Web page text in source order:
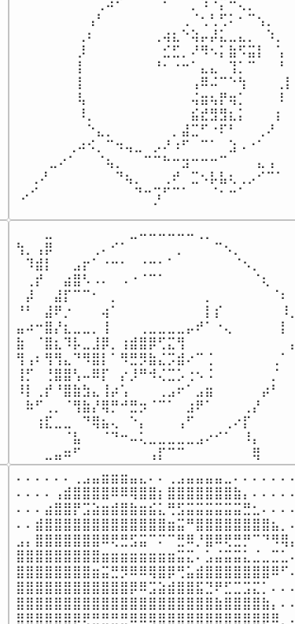
⠀⠀⠀⠀⠀⠀⠀⠀⢀⠴⠊⠀⠀⠀⠀⠂⠀⠀⡀⠱⠐⡍⠒⢄⡀⠀⠀⠀
⠀⠀⠀⠀⠀⠀⠀⢠⠃⠀⠀⠀⠀⠀⠀⠀⠀⢀⠈⢂⢃⢋⠅⠂⠉⢢⡀⠀
⠀⠀⠀⠀⠀⠀⢀⠆⠀⠀⠀⠀⠀⠀⢀⢴⣆⠑⢵⡤⡼⣅⣀⣄⡀⠀⠱⡀
⠀⠀⠀⠀⠀⠀⡸⠀⠀⠀⠀⠀⠀⠀⠀⣊⣋⡀⠜⠻⠢⡅⣷⠫⣭⡇⠀⢡
⠀⠀⠀⠀⠀⠀⡇⠀⠀⠀⠀⠀⠀⠀⠘⠂⠐⠒⠁⣄⣄⠀⢹⡁⠉⠀⠀⠘
⠀⠀⠀⠀⠀⠀⡇⠀⠀⠀⠀⠀⠀⠀⠀⠀⠀⠀⢠⠿⠬⠉⠑⢳⠀⠀⠀⢀⡇
⠀⠀⠀⠀⠀⠀⢧⠀⠀⠀⠀⠀⠀⠀⠀⠀⠀⠀⢬⣶⢦⡟⢶⡁⠀⠀⠀⠸
⠀⠀⠀⠀⠀⠀⠸⡀⠀⠀⠀⠀⠀⠀⠀⠀⠀⠀⣮⣞⣻⣻⣆⡅⠀⠀⠀⡆
⠀⠀⠀⠀⠀⠀⠀⠑⣄⡀⠀⠀⠀⠀⠀⠀⡀⣼⣉⠋⠐⠏⠃⠀⠀⢀⠜⠀
⠀⠀⠀⠀⠀⢀⠴⠪⡀⠉⠲⢤⣀⠀⡠⠜⠰⠋⠀⠉⠁⠀⣱⠠⠐⠁⠀⠀
⠀⠀⠀⣀⠔⠁⠀⠀⠈⢦⡀⠀⠀⠉⠉⠓⠒⣲⠒⠒⠒⠉⠀⠀⠀⣄⢠⠀
⠀⢀⠜⠀⠀⠀⠀⠀⠀⠀⠙⢦⡀⠀⠀⢀⠞⠀⣉⠢⡧⣧⢆⢀⡠⠊⠉⠁
⡠⠊⠀⠀⠀⠀⠀⠀⠀⠀⠀⠀⠙⠒⢩⠋⠉⠁⠀⠀⠈⠂⠒⠁⠀⠀⠀⠀
⠀⠀⠀⠀⠀⠀⠀⠀⠀⠀⠀⠀⠀⠀⠁⠀⠀⠀⠀⠀⠀⠀⠀⠀⠀⠀⠀⠀
⠀⠀⠀⣀⠀⠀⠀⠀⠀⠀⠀⠀⣀⠤⠤⠤⠤⠤⠤⢀⡀⠀⠀⠀⠀⠀⠀⠀⠀
⢳⡀⢠⡿⠀⠀⠀⠀⢀⠄⠊⠁⠀⠀⠀⠀⠀⡀⠀⠀⠀⠉⠢⡀⠀⠀⠀⠀⠀
⠀⠹⣾⡇⠀⠀⣠⡖⠁⠐⠒⠂⠀⠐⠒⠂⠁⠀⠀⠀⠀⠀⠀⠈⠢⡀⠀⠀⠀
⠀⢀⡞⠀⠀⣴⣿⠣⠠⠄⠀⠠⠐⠈⠉⠁⠀⠀⠀⠀⠀⠀⠀⠀⠀⠈⢆⠀⠀
⠀⡼⠀⠀⣼⡏⠉⠉⠂⠀⡀⠀⠀⠀⠀⠀⠀⠀⠀⠀⡀⠀⠀⠀⠀⠀⠀⠈⠆⠀
⠘⠃⠀⣼⠟⡐⠀⠀⠀⢴⠁⠀⠀⠀⠀⠀⠀⠀⠀⠀⡇⡎⠀⠀⠀⠀⠀⠀⠸⡀
⣤⠴⠒⣿⡜⣆⣀⣀⡀⢸⠀⠀⠀⢀⣀⣀⣀⣀⡤⠞⠁⠐⢄⠀⠀⠀⠀⠀⡇
⣷⠀⠈⣿⣆⠹⡧⣀⣸⡿⡀⢰⣾⣿⡿⢋⣍⢻⠀⠀⠀⠀⠀⠀⠀⠀⠀⠀⠀⡄
⢻⢠⠆⢻⢻⣄⠙⠻⣿⡇⠁⠻⣛⡻⣷⣌⡩⣾⠔⠉⢈⠀⠀⠀⠀⠀⠀⢀⠁
⢸⡋⠀⢘⣿⣿⢣⠤⠿⡏⠀⡔⡸⠛⠺⢌⣉⡡⢐⠢⠨⠀⠀⠀⠀⠀⠀⡈⠀
⠸⡇⢀⡞⠘⣿⣷⣳⣄⢸⡴⢡⠀⠀⠀⢀⣠⠖⠁⣠⣶⠀⠀⠀⠀⠀⡴⠃⠀
⠀⠷⠋⢀⡀⠈⢻⣷⡜⢿⡛⠚⣛⡲⠈⠉⠁⠀⣰⠟⠁⠀⠀⠀⢀⡜⠀⠀⠀
⠀⠀⢰⣏⣀⣀⠀⠙⢿⣦⢄⠀⠑⡄⠀⠀⠀⢠⠋⠀⠀⠀⢀⠔⡏⠀⠀⠀⠀
⠀⠀⠀⠀⠀⠈⣧⠀⠀⠈⠙⠒⠤⢅⣀⣀⣀⣀⣀⣠⠔⠊⠁⠀⠸⡄⠀⠀⠀
⠀⠀⠀⣀⣤⠶⠋⠀⠀⠀⠀⠀⠀⠀⢠⡏⠉⠉⠀⠀⠀⠀⠀⠀⠀⢿⠀⠀⠀
⠄⠄⠄⠄⠄⠄⢀⣠⣤⣶⣶⣶⣤⣄⠄⠄⢀⣠⣤⣤⣤⣤⣀⠄⠄⠄⠄⠄⠄⠄
⠄⠄⠄⠄⢠⣾⣿⣿⣿⣿⠿⠿⢿⣿⣿⡆⣿⣿⣿⣿⣿⣿⣿⣷⡄⠄⠄⠄⠄⠄
⠄⠄⠄⣴⣿⣿⡟⣩⣵⣶⣾⣿⣷⣶⣮⣅⢛⣫⣭⣭⣭⣭⣭⣭⣛⣂⠄⠄⠄⠄
⠄⠄⣾⣿⣿⣿⣿⣿⣿⣿⣿⣿⣿⣿⣿⣿⣶⣭⠛⣿⣿⣿⣿⣿⣿⣿⣿⣦⡀⠄
⣠⡄⣿⣿⣿⣿⣿⣿⣿⠿⢟⣛⣫⣭⠉⠍⠉⣛⠿⡘⣿⠿⢟⣛⡛⠉⠙⠻⢿⡄
⣿⣿⣿⣿⣿⣿⣿⣿⣿⣶⣶⣶⣶⣶⣶⣶⣶⣭⣍⠄⣡⣬⣭⣭⣅⣈⣀⣉⣁⠄
⣿⣿⣿⣿⣿⣿⣿⣿⣶⣭⣛⡻⠿⠿⢿⣿⡿⢛⣥⣾⣿⣿⣿⣿⣿⣿⣿⠿⠋⠄
⣿⣿⣿⣿⣿⣿⣿⣿⣿⣿⣿⣿⡿⠿⣩⣵⣾⣿⣿⣯⣙⠟⣋⣉⣩⣍⡁⠄⠄⠄
⣿⣿⣿⣿⣿⣿⣿⣿⣿⣿⣿⣿⣿⣿⣿⣿⣿⣿⣿⣿⣿⣷⣿⣿⣿⣿⣷⡄⠄⠄
⣿⣿⣿⣿⣿⣿⡿⢟⣛⣛⣛⣛⠿⠿⢿⣿⣿⣿⣿⣿⣿⣿⣿⣿⣿⣿⡿⠿⡀⠄